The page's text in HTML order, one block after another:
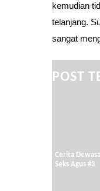
kemudian
telanjang.
sangat
POST
Cerita
Seks Agus #3